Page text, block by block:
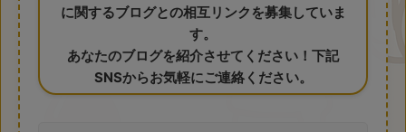
に関するブログとの相互リンクを募集していま
す。
あなたのブログを紹介させてください！下記
SNSからお気軽にご連絡ください。